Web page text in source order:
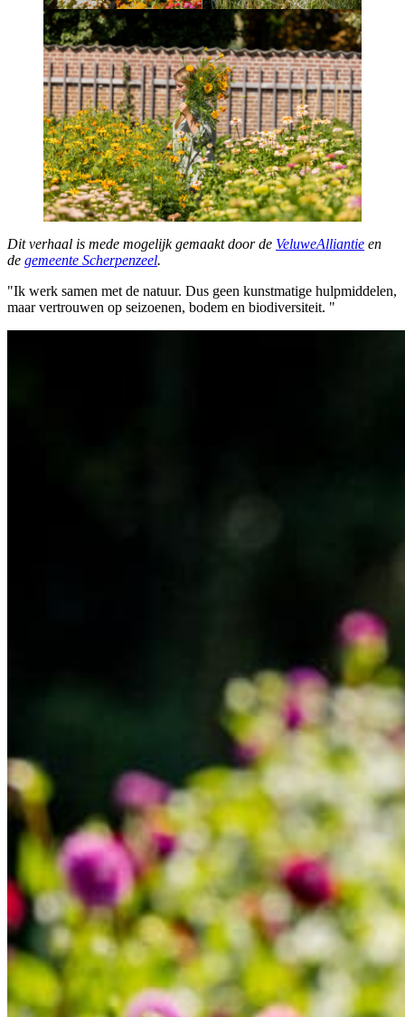
Dit verhaal is mede mogelijk gemaakt door de VeluweAlliantie en
de gemeente Scherpenzeel.
"Ik werk samen met de natuur. Dus geen kunstmatige hulpmiddelen,
maar vertrouwen op seizoenen, bodem en biodiversiteit. "